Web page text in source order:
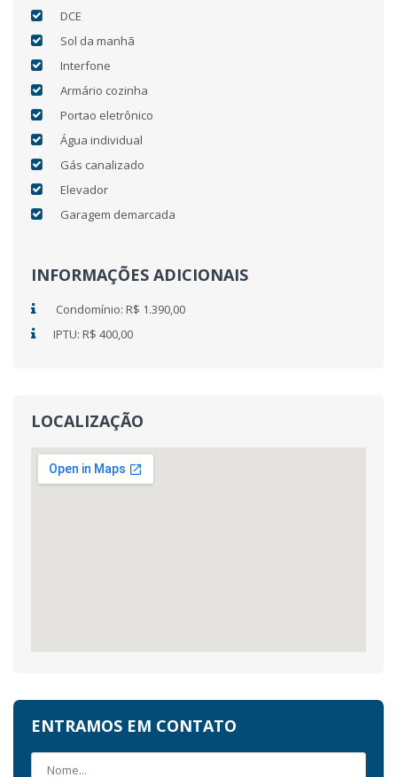
DCE
Sol da manhã
Interfone
Armário cozinha
Portao eletrônico
Água individual
Gás canalizado
Elevador
Garagem demarcada
INFORMAÇÕES ADICIONAIS
Condomínio: R$ 1.390,00
IPTU: R$ 400,00
LOCALIZAÇÃO
ENTRAMOS EM CONTATO